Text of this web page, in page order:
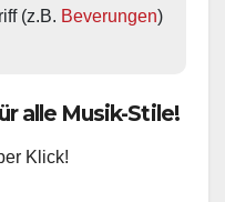
(z.B. Beverungen)
alle Musik-Stile!
Klick!